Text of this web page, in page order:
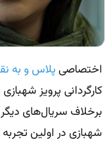
اختصاصیپلاس و به
کارگردانی پرویز
برخلاف سریال‌های
شهبازی در اولین